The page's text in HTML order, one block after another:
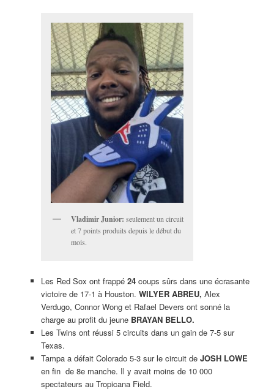
Vladimir Junior: seulement un circuit
et 7 points produits depuis le début du
mois.
Les Red Sox ont frappé 24coups sûrs dans une écrasante
victoire de 17-1 à Houston. WILYER ABREU, Alex
Verdugo, Connor Wong et Rafael Devers ont sonné la
charge au profit du jeune BRAYAN BELLO.
Les Twins ont réussi 5 circuits dans un gain de 7-5 sur
Texas.
Tampa a défait Colorado 5-3 sur le circuit de JOSH LOWE
en fin de 8e manche. Il y avait moins de 10 000
spectateurs au Tropicana Field.